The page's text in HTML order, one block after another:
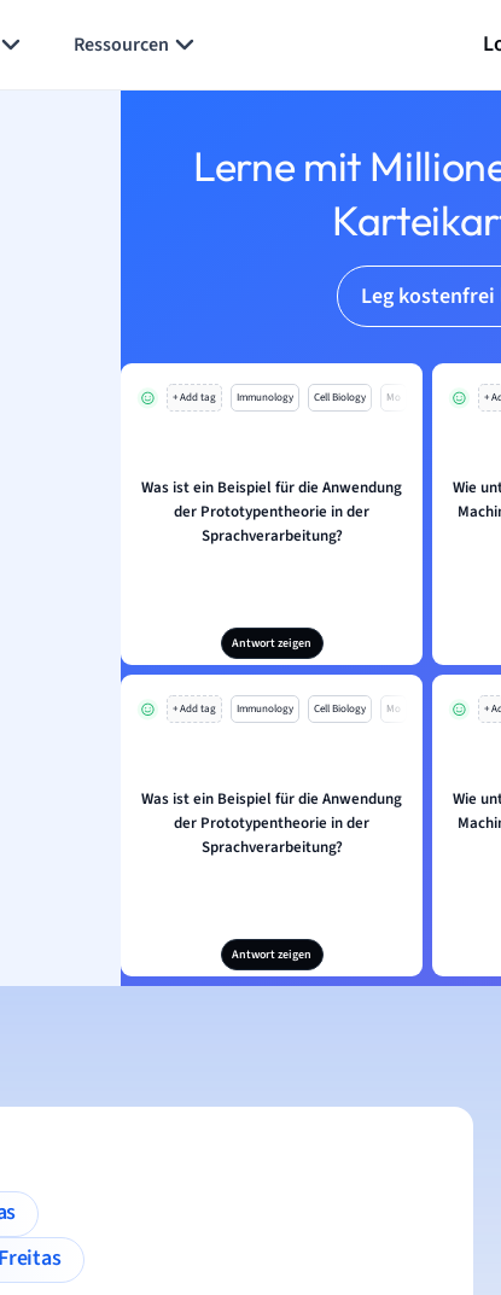
Ressourcen
Lerne mit
Leg kostenfrei
+ Add tag Immunology Cell Biology Mo
Was ist ein Beispiel für die Anwendung
der Prototypentheorie in der
Sprachverarbeitung?
Antwort zeigen
+
Wie
+ Add tag Immunology Cell Biology Mo
Was ist ein Beispiel für die Anwendung
der Prototypentheorie in der
Sprachverarbeitung?
Antwort zeigen
+
Wie